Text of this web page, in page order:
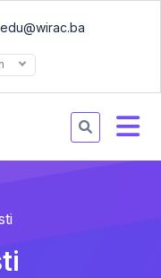
edu@wirac.ba